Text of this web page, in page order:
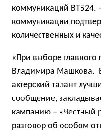
коммуникаций ВТБ24.
коммуникации
количественных и
«При выборе
Владимира Машкова.
актерский талант
сообщение,
кампанию – «Честный
разговор об особом